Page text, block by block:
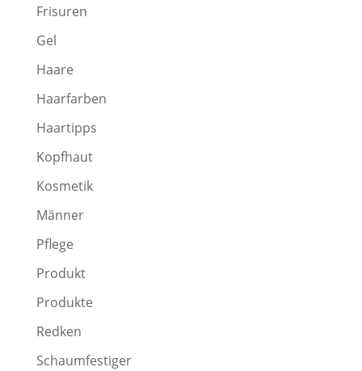
Frisuren
Gel
Haare
Haarfarben
Haartipps
Kopfhaut
Kosmetik
Männer
Pflege
Produkt
Produkte
Redken
Schaumfestiger